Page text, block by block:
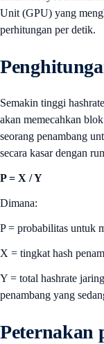
Unit (GPU) yang
perhitungan per detik.
Semakin tinggi
akan memecahkan
seorang penambang
secara kasar dengan
P = X / Y
Dimana:
P = probabilitas untuk
X = tingkat hash
Y = total hashrate
penambang yang
Peternakan